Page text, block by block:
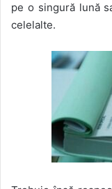
pe o singură lună
celelalte.